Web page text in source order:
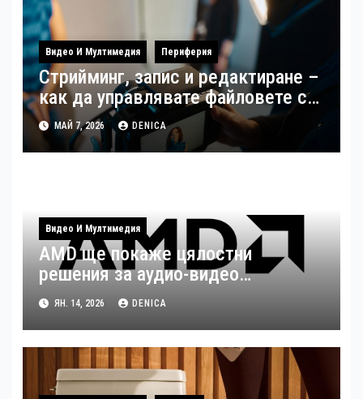
Видео И Мултимедия Периферия
Стрийминг, запис и редактиране –
как да управлявате файловете си
като създател
МАЙ 7, 2026 DENICA
Видео И Мултимедия
AMD ще покаже цялостни
решения за аудио-видео
излъчвания по време на ISE 2026
ЯН. 14, 2026 DENICA